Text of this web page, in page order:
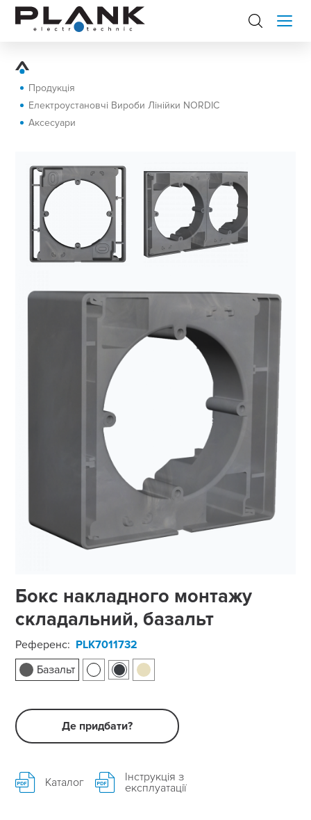
Продукція
Електроустановчі Вироби Лінійки NORDIC
Аксесуари
Бокс накладного монтажу
складальний, базальт
Референс: PLK7011732
Базальт
Де придбати?
Каталог
Інструкція з
експлуатації